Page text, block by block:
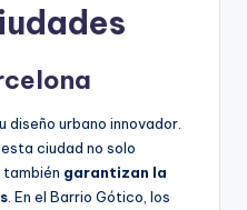
diseño urbano innovador.
ciudad no solo
también garantizan la
. En el Barrio Gótico, los